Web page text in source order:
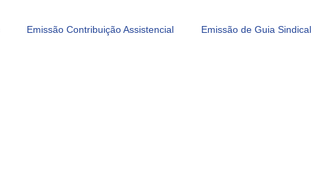
Emissão Contribuição Assistencial Emissão de Guia Sindical